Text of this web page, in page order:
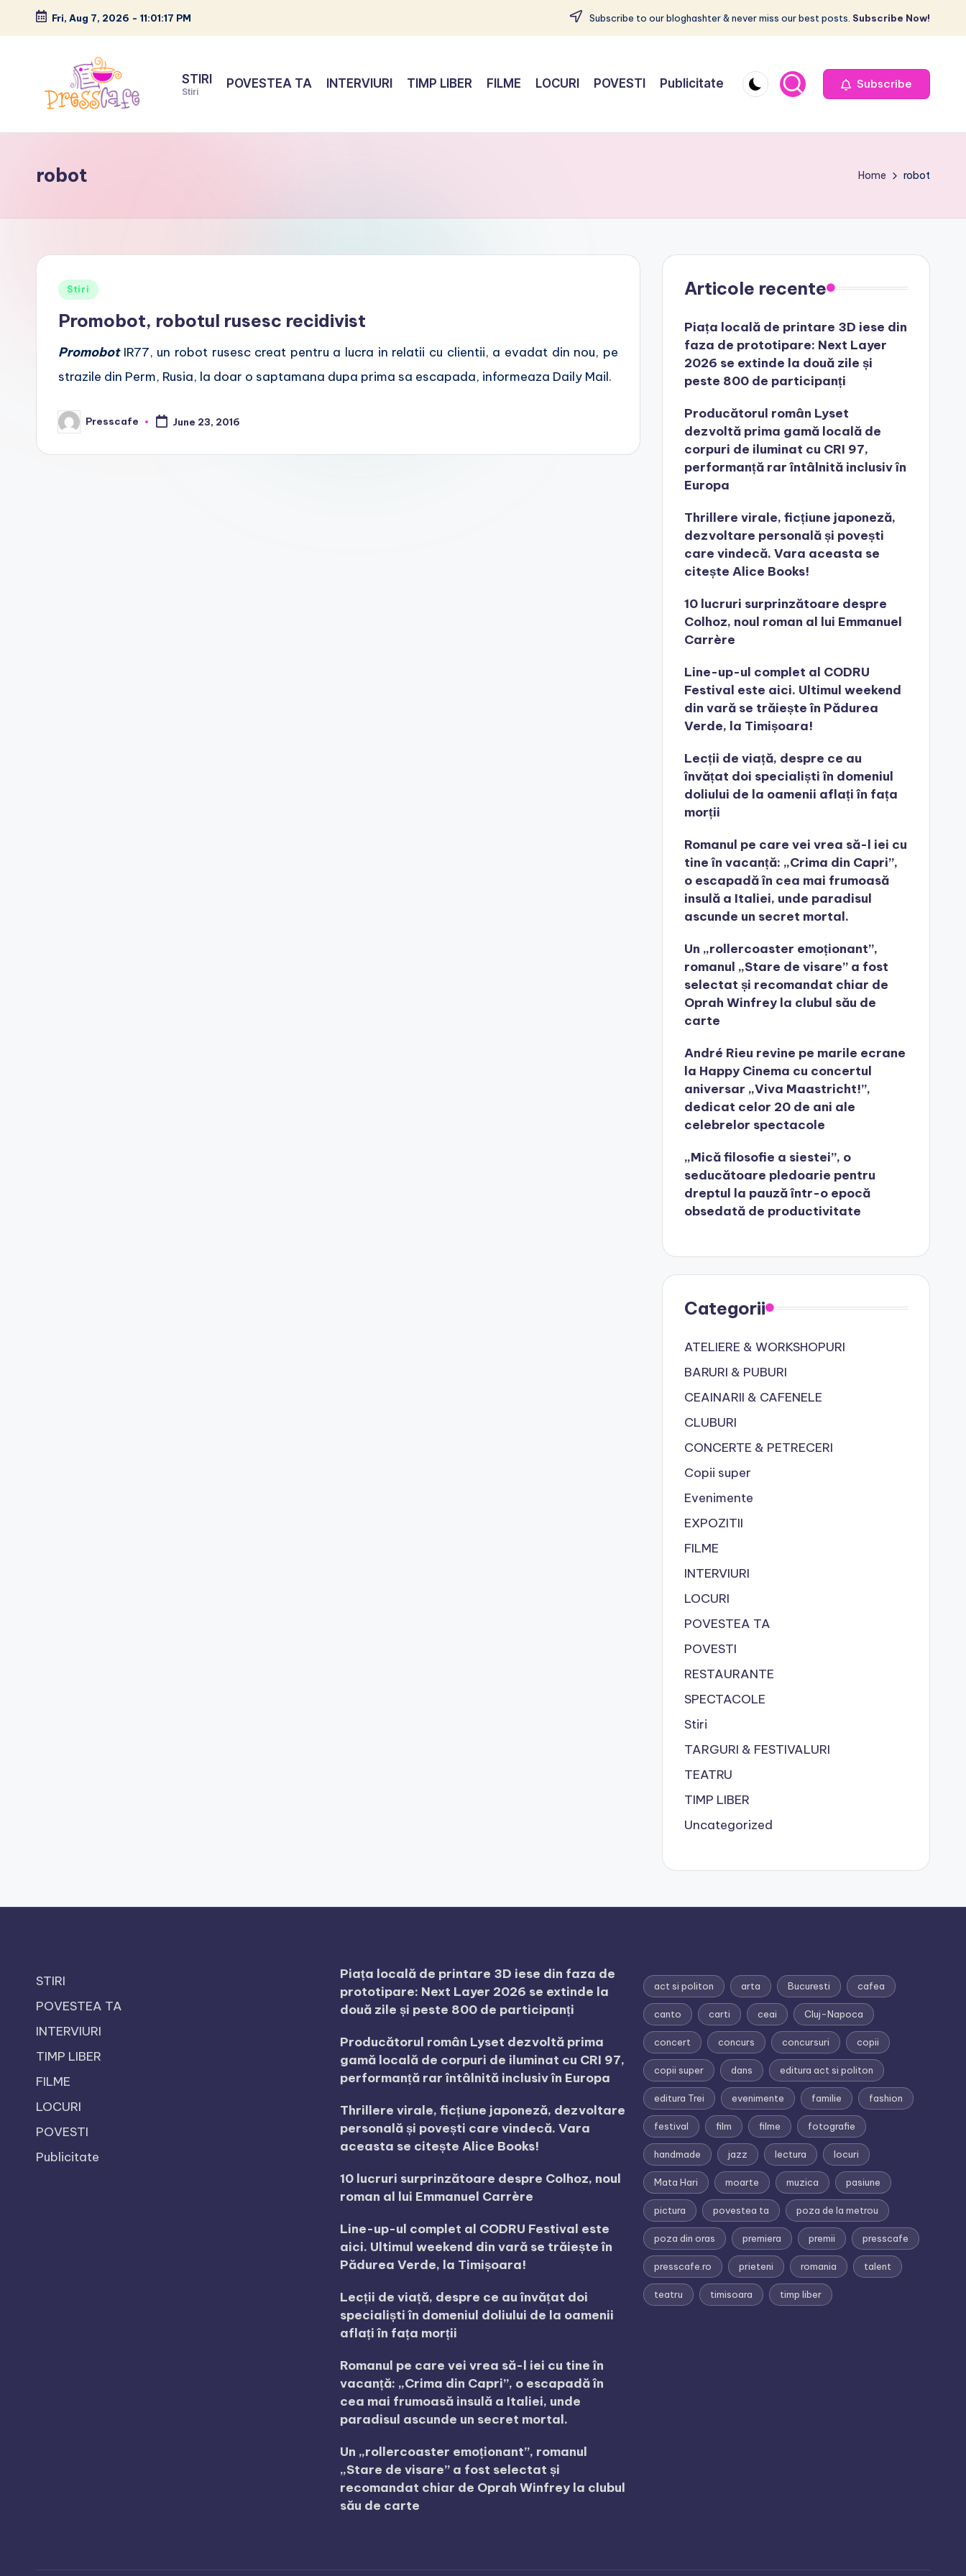
Skip
content
Fri, Aug 7, 2026 - 11:01:18 PM Subscribe to our bloghashter & never miss our best posts. Subscribe Now!
P
e
s
s
o
urbane
STIRI
Stiri
POVESTEA TA INTERVIURI TIMP LIBER FILME LOCURI POVESTI Publicitate Subscribe
robot Home robot
Posted
Stiri
Promobot, robotul rusesc recidivist
PromobotIR77, un robot rusesc creat pentru a lucra in relatii cu clientii, a evadat din nou, pe
strazile din Perm, Rusia, la doar o saptamana dupa prima sa escapada, informeaza Daily Mail.
Posted
by
Presscafe June 23, 2016
Articole recente
Piața locală de printare 3D iese din
faza de prototipare: Next Layer
2026 se extinde la două zile și
peste 800 de participanți
Producătorul român Lyset
dezvoltă prima gamă locală de
corpuri de iluminat cu CRI 97,
performanță rar întâlnită inclusiv în
Europa
Thrillere virale, ficțiune japoneză,
dezvoltare personală și povești
care vindecă. Vara aceasta se
citește Alice Books!
10 lucruri surprinzătoare despre
Colhoz, noul roman al lui Emmanuel
Carrère
Line-up-ul complet al CODRU
Festival este aici. Ultimul weekend
din vară se trăiește în Pădurea
Verde, la Timișoara!
Lecții de viață, despre ce au
învățat doi specialiști în domeniul
doliului de la oamenii aflați în fața
morții
Romanul pe care vei vrea să-l iei cu
tine în vacanță: „Crima din Capri”,
o escapadă în cea mai frumoasă
insulă a Italiei, unde paradisul
ascunde un secret mortal.
Un „rollercoaster emoționant”,
romanul „Stare de visare” a fost
selectat și recomandat chiar de
Oprah Winfrey la clubul său de
carte
André Rieu revine pe marile ecrane
la Happy Cinema cu concertul
aniversar „Viva Maastricht!”,
dedicat celor 20 de ani ale
celebrelor spectacole
„Mică filosofie a siestei”, o
seducătoare pledoarie pentru
dreptul la pauză într-o epocă
obsedată de productivitate
Categorii
ATELIERE & WORKSHOPURI
BARURI & PUBURI
CEAINARII & CAFENELE
CLUBURI
CONCERTE & PETRECERI
Copii super
Evenimente
EXPOZITII
FILME
INTERVIURI
LOCURI
POVESTEA TA
POVESTI
RESTAURANTE
SPECTACOLE
Stiri
TARGURI & FESTIVALURI
TEATRU
TIMP LIBER
Uncategorized
STIRI
POVESTEA TA
INTERVIURI
TIMP LIBER
FILME
LOCURI
POVESTI
Publicitate
Piața locală de printare 3D iese din faza de
prototipare: Next Layer 2026 se extinde la
două zile și peste 800 de participanți
Producătorul român Lyset dezvoltă prima
gamă locală de corpuri de iluminat cu CRI 97,
performanță rar întâlnită inclusiv în Europa
Thrillere virale, ficțiune japoneză, dezvoltare
personală și povești care vindecă. Vara
aceasta se citește Alice Books!
10 lucruri surprinzătoare despre Colhoz, noul
roman al lui Emmanuel Carrère
Line-up-ul complet al CODRU Festival este
aici. Ultimul weekend din vară se trăiește în
Pădurea Verde, la Timișoara!
Lecții de viață, despre ce au învățat doi
specialiști în domeniul doliului de la oamenii
aflați în fața morții
Romanul pe care vei vrea să-l iei cu tine în
vacanță: „Crima din Capri”, o escapadă în
cea mai frumoasă insulă a Italiei, unde
paradisul ascunde un secret mortal.
Un „rollercoaster emoționant”, romanul
„Stare de visare” a fost selectat și
recomandat chiar de Oprah Winfrey la clubul
său de carte
act si politon arta Bucuresti cafea
canto carti ceai Cluj-Napoca
concert concurs concursuri copii
copii super dans editura act si politon
editura Trei evenimente familie fashion
festival film filme fotografie
handmade jazz lectura locuri
Mata Hari moarte muzica pasiune
pictura povestea ta poza de la metrou
poza din oras premiera premii presscafe
presscafe.ro prieteni romania talent
teatru timisoara timp liber